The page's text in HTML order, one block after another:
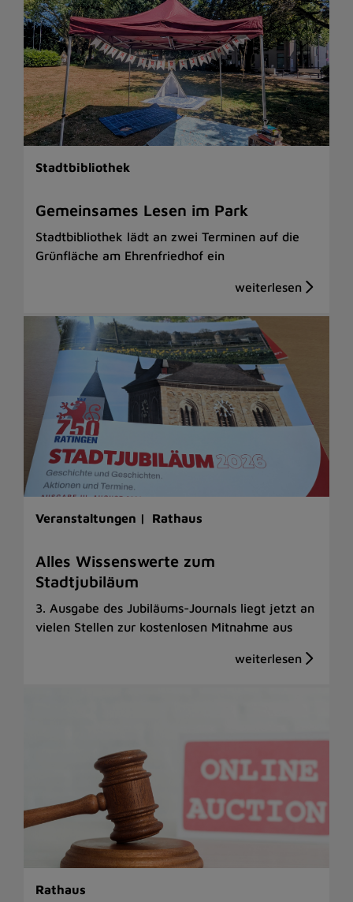
Stadtbibliothek
Gemeinsames Lesen im Park
Stadtbibliothek lädt an zwei Terminen auf die
Grünfläche am Ehrenfriedhof ein
Veranstaltungen | Rathaus
Alles Wissenswerte zum
Stadtjubiläum
3. Ausgabe des Jubiläums-Journals liegt jetzt an
vielen Stellen zur kostenlosen Mitnahme aus
Rathaus